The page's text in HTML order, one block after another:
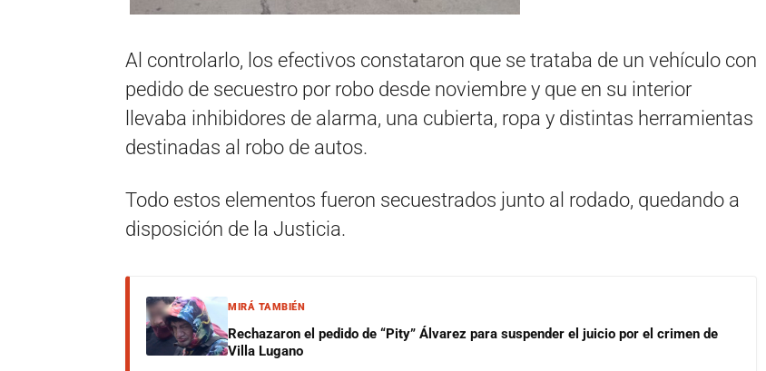
Al controlarlo, los efectivos constataron que se trataba de un vehículo con
pedido de secuestro por robo desde noviembre y que en su interior
llevaba inhibidores de alarma, una cubierta, ropa y distintas herramientas
destinadas al robo de autos.
Todo estos elementos fueron secuestrados junto al rodado, quedando a
disposición de la Justicia.
MIRÁ TAMBIÉN
Rechazaron el pedido de “Pity” Álvarez para suspender el juicio por el crimen de
Villa Lugano